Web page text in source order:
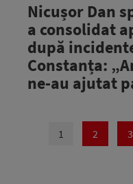
Nicușor Dan
a consolidat
după
Constanța:
ne-au ajutat
1 2 3